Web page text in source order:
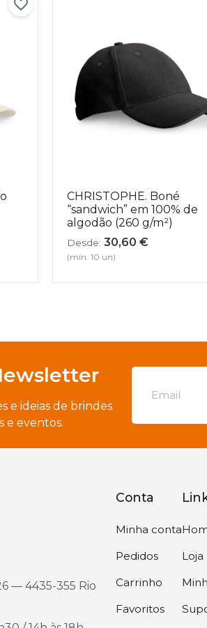
CHRISTOPHE. Boné
“sandwich” em 100% de
algodão (260 g/m²)
Desde: 30,60 €
(mín. 10 un)
e ideias de brindes
e eventos.
— 4435-355 Rio
Conta
Minha conta
Pedidos
Carrinho
Favoritos
Loja